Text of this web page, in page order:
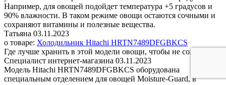
Например, для овощей подойдет температура +5 градусов и
90% влажности. В таком режиме овощи остаются сочными и
сохраняют витамины и полезные вещества.
Татьяна 03.11.2023
о товаре: Холодильник Hitachi HRTN7489DFGBKCS
Где лучше хранить в этой модели овощи, чтобы не сохли?
Специалист интернет-магазина 03.11.2023
Модель Hitachi HRTN7489DFGBKCS оборудована
специальным отделением для овощей Мoisture-Guard, в